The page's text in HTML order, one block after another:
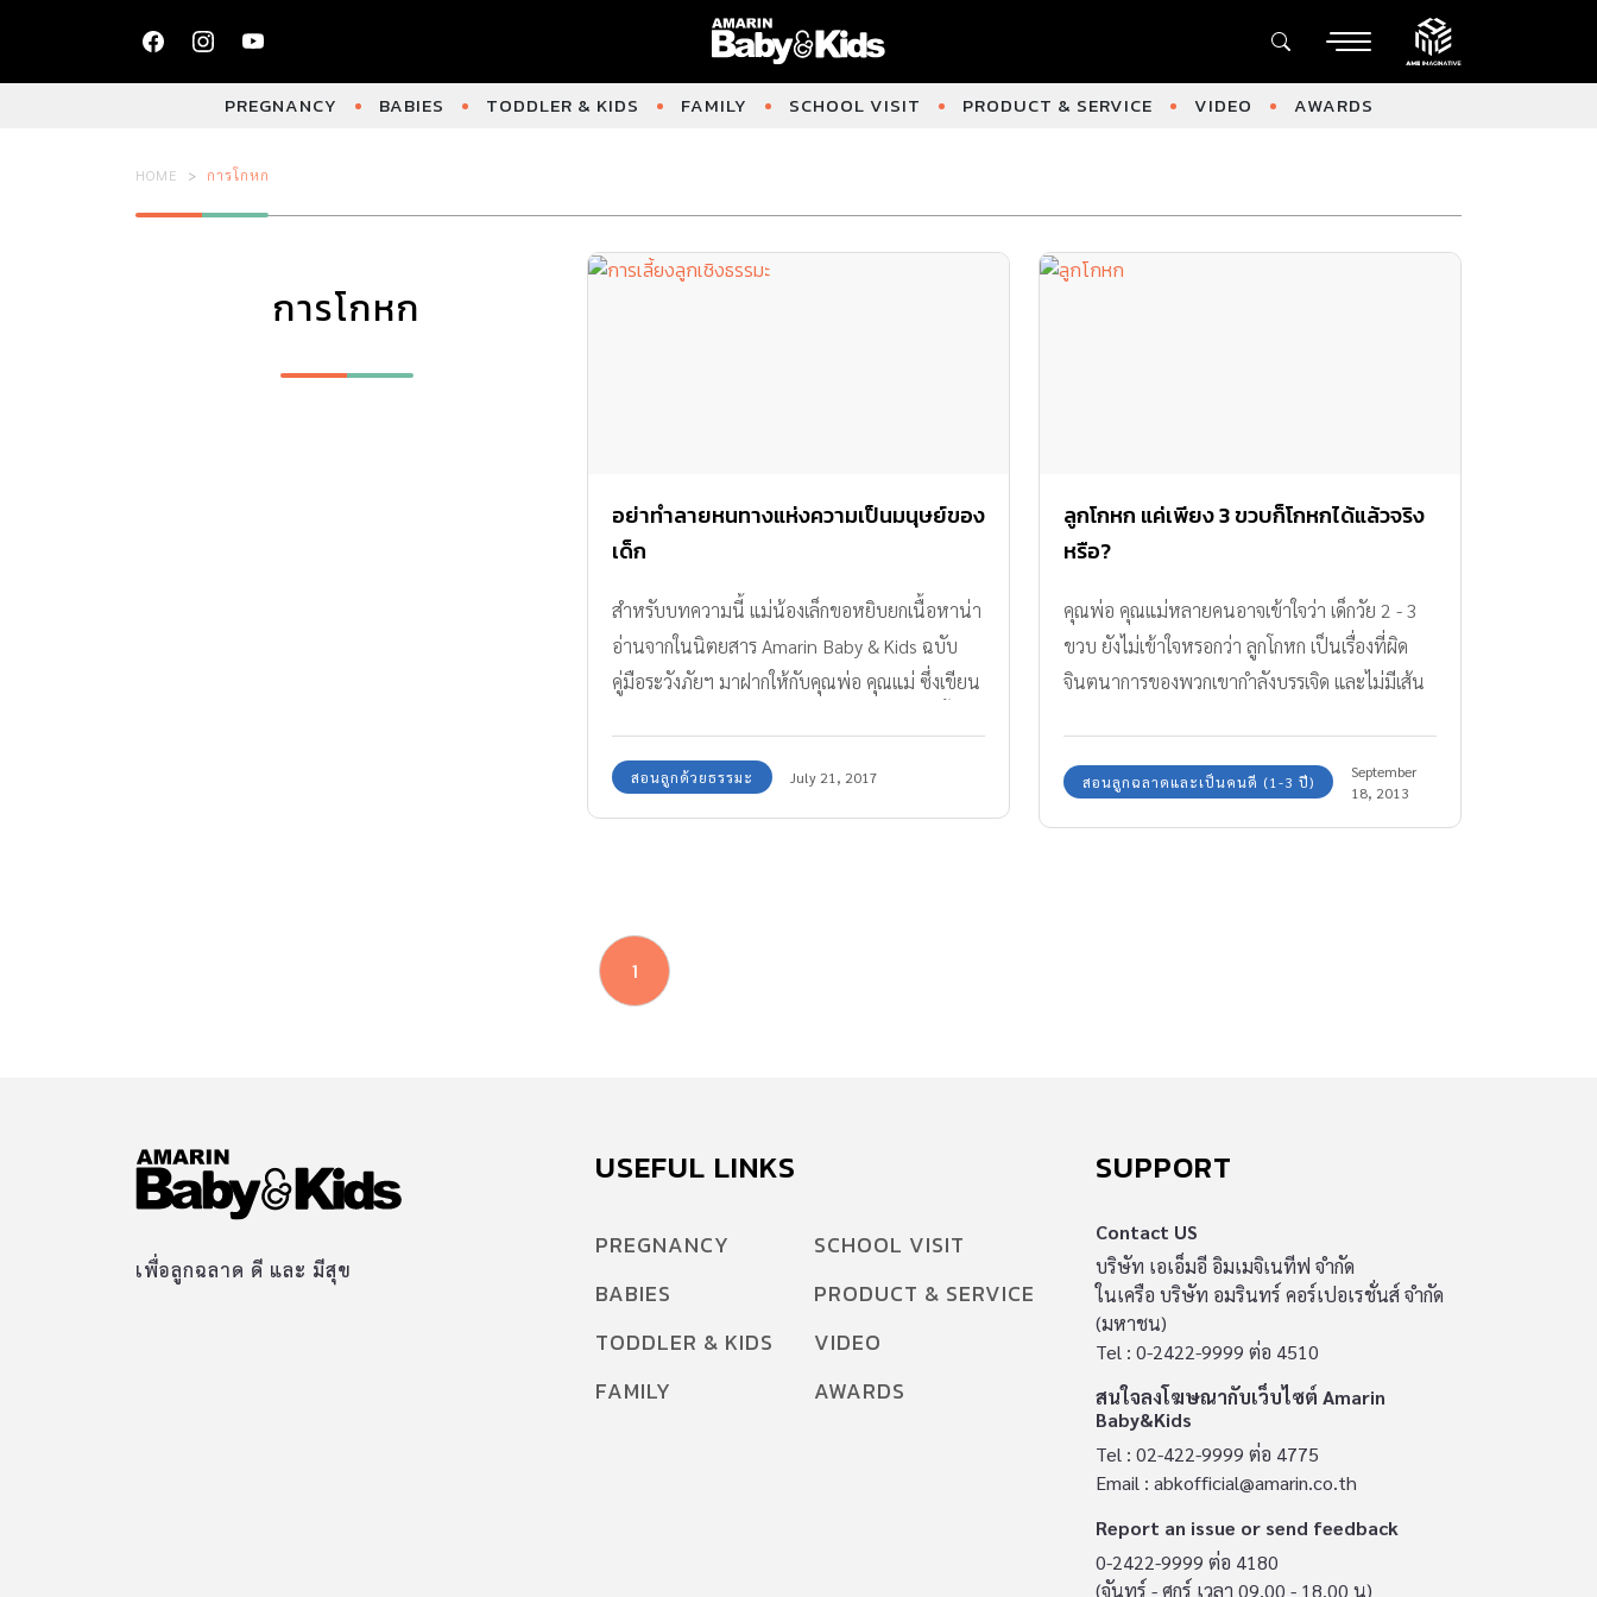
PREGNANCY BABIES TODDLER & KIDS FAMILY SCHOOL VISIT PRODUCT & SERVICE VIDEO AWARDS
HOME การโกหก
การโกหก
อย่าทำลายหนทางแห่งความเป็นมนุษย์ของ
เด็ก
สำหรับบทความนี้ แม่น้องเล็กขอหยิบยกเนื้อหาน่า
อ่านจากในนิตยสาร Amarin Baby & Kids ฉบับ
คู่มือระวังภัยฯ มาฝากให้กับคุณพ่อ คุณแม่ ซึ่งเขียน
วัย 3 ขวบปีแรกของชีวิตค่ะ
สอนลูกด้วยธรรมะ July 21, 2017
ลูกโกหก แค่เพียง 3 ขวบก็โกหกได้แล้วจริง
หรือ?
คุณพ่อ คุณแม่หลายคนอาจเข้าใจว่า เด็กวัย 2 - 3
ขวบ ยังไม่เข้าใจหรอกว่า ลูกโกหก เป็นเรื่องที่ผิด
จินตนาการของพวกเขากำลังบรรเจิด และไม่มีเส้น
สอนลูกฉลาดและเป็นคนดี (1-3 ปี)
September
18, 2013
1
เพื่อลูกฉลาด ดี และ มีสุข
USEFUL LINKS
PREGNANCY
BABIES
TODDLER & KIDS
FAMILY
SCHOOL VISIT
PRODUCT & SERVICE
VIDEO
AWARDS
SUPPORT
Contact US
บริษัท เอเอ็มอี อิมเมจิเนทีฟ จำกัด
ในเครือ บริษัท อมรินทร์ คอร์เปอเรชั่นส์ จำกัด
(มหาชน)
Tel : 0-2422-9999 ต่อ 4510
สนใจลงโฆษณากับเว็บไซต์ Amarin
Baby&Kids
Tel : 02-422-9999 ต่อ 4775
Email : abkofficial@amarin.co.th
Report an issue or send feedback
0-2422-9999 ต่อ 4180
(จันทร์ - ศุกร์ เวลา 09.00 - 18.00 น)